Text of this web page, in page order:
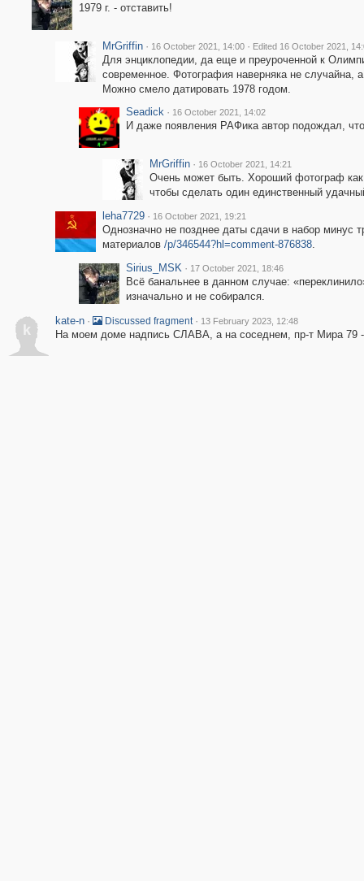
1979 г. - отставить!
MrGriffin · 16 October 2021, 14:00 · Edited 16 October 2021,
Для энциклопедии, да еще и преуроченной к
современное. Фотография наверняка не случайна,
Можно смело датировать 1978 годом.
Seadick · 16 October 2021, 14:02
И даже появления РАФика автор подождал,
MrGriffin · 16 October 2021, 14:21
Очень может быть. Хороший фотограф как
чтобы сделать один единственный
leha7729 · 16 October 2021, 19:21
Однозначно не позднее даты сдачи в набор минус
материалов /p/346544?hl=comment-876838.
Sirius_MSK · 17 October 2021, 18:46
Всё банальнее в данном случае:
изначально и не собирался.
k
kate-n · Discussed fragment · 13 February 2023, 12:48
На моем доме надпись СЛАВА, а на соседнем, пр-т Мира 79